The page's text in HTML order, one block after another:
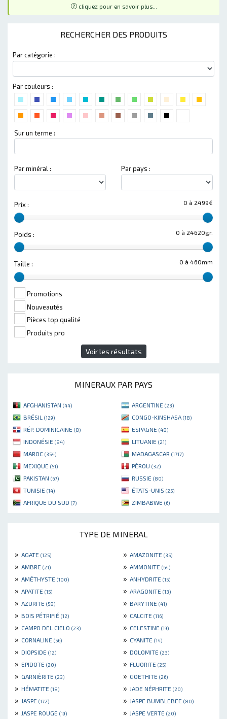
cliquez pour en savoir plus...
RECHERCHER DES PRODUITS
Par catégorie :
Par couleurs :
Sur un terme :
Par minéral : Par pays :
0 à 2499€
Prix :
0 à 24620gr.
Poids :
0 à 460mm
Taille :
Promotions
Nouveautés
Pièces top qualité
Produits pro
Voir les résultats
MINERAUX PAR PAYS
AFGHANISTAN (44) ARGENTINE (23)
BRÉSIL (129) CONGO-KINSHASA (18)
RÉP. DOMINICAINE (8) ESPAGNE (48)
INDONÉSIE (84) LITUANIE (21)
MAROC (354) MADAGASCAR (1717)
MEXIQUE (51) PÉROU (32)
PAKISTAN (67) RUSSIE (80)
TUNISIE (14) ÉTATS-UNIS (25)
AFRIQUE DU SUD (7) ZIMBABWE (6)
TYPE DE MINERAL
» AGATE (125) » AMAZONITE (35)
» AMBRE (21) » AMMONITE (64)
» AMÉTHYSTE (100) » ANHYDRITE (15)
» APATITE (15) » ARAGONITE (13)
» AZURITE (58) » BARYTINE (41)
» BOIS PÉTRIFIÉ (12) » CALCITE (116)
» CAMPO DEL CIELO (23) » CELESTINE (19)
» CORNALINE (56) » CYANITE (14)
» DIOPSIDE (12) » DOLOMITE (23)
» EPIDOTE (20) » FLUORITE (25)
» GARNIÈRITE (23) » GOETHITE (26)
» HÉMATITE (18) » JADE NÉPHRITE (20)
» JASPE (172) » JASPE BUMBLEBEE (80)
» JASPE ROUGE (19) » JASPE VERTE (20)